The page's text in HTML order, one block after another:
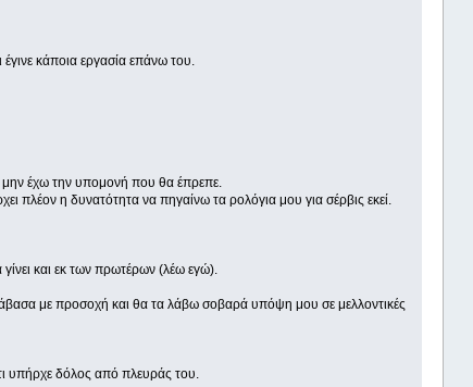
κάποια εργασία επάνω του.
μην έχω την υπομονή που θα έπρεπε.
πλέον η δυνατότητα να πηγαίνω τα ρολόγια μου για σέρβις εκεί.
και εκ των πρωτέρων (λέω εγώ).
με προσοχή και θα τα λάβω σοβαρά υπόψη μου σε μελλοντικές
υπήρχε δόλος από πλευράς του.